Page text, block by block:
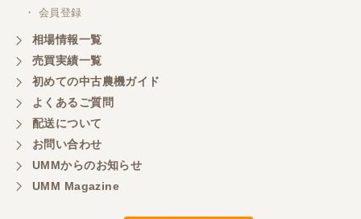
いいたします。
東京都／もっくん
担当者さんの対応が素晴らしい！ とても気分の良
しています。
・ 会員登録
相場情報一覧
売買実績一覧
初めての中古農機ガイド
よくあるご質問
配送について
お問い合わせ
UMMからのお知らせ
UMM Magazine